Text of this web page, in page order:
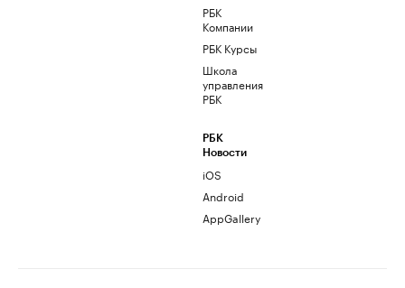
РБК
Компании
РБК Курсы
Школа
управления
РБК
РБК
Новости
iOS
Android
AppGallery